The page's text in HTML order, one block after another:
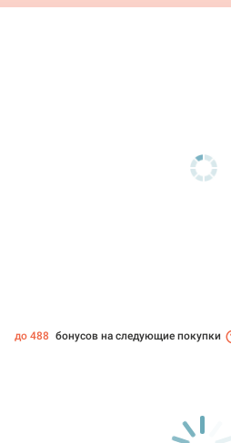
до 488 бонусов на следующие покупки